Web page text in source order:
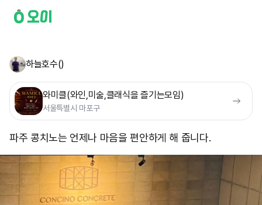
하늘호수()
와미클(와인,미술,클래식을 즐기는모임)
서울특별시 마포구
파주 콩치노는 언제나 마음을 편안하게 해 줍니다.